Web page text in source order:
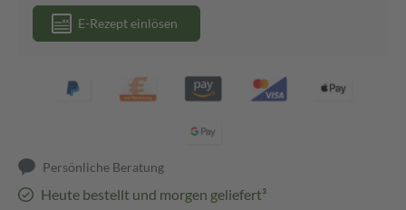
E-Rezept einlösen
Persönliche Beratung
Heute bestellt und morgen geliefert³